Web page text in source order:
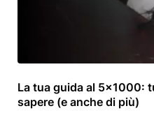
La tua guida al 5×1000:
sapere (e anche di più)
13
Aprile